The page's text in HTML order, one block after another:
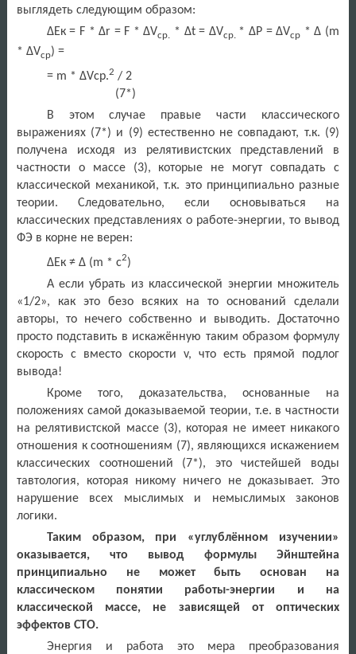
выглядеть следующим образом:
ΔEк = F * Δr = F * ΔVср. * Δt= ΔVср. * ΔP = ΔVср * Δ (m
* ΔVср) =
= m * ΔVср.2 / 2
(7*)
В этом случае правые части классического
выражениях (7*) и (9) естественно не совпадают, т.к. (9)
получена исходя из релятивистских представлений в
частности о массе (3), которые не могут совпадать с
классической механикой, т.к. это принципиально разные
теории. Следовательно, если основываться на
классических представлениях о работе-энергии, то вывод
ФЭ в корне не верен:
ΔЕк ≠ Δ (m * c2)
А если убрать из классической энергии множитель
«1/2», как это безо всяких на то оснований сделали
авторы, то нечего собственно и выводить. Достаточно
просто подставить в искажённую таким образом формулу
скорость с вместо скорости v, что есть прямой подлог
вывода!
Кроме того, доказательства, основанные на
положениях самой доказываемой теории, т.е. в частности
на релятивистской массе (3), которая не имеет никакого
отношения к соотношениям (7), являющихся искажением
классических соотношений (7*), это чистейшей воды
тавтология, которая никому ничего не доказывает.
Это
нарушение всех мыслимых и немыслимых законов
логики.
Таким образом, при «углублённом изучении»
оказывается, что вывод формулы Эйнштейна
принципиально не может быть основан на
классическом понятии работы-энергии и на
классической массе, не зависящей от оптических
эффектов СТО.
Энергия и работа это мера преобразования